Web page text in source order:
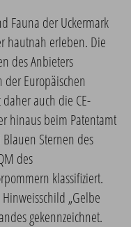
Fauna der Uckermark
hautnah erleben. Die
des Anbieters
Europäischen
auch die CE-
hinaus beim Patentamt
Sternen des
des
klassifiziert.
„Gelbe
gekennzeichnet.